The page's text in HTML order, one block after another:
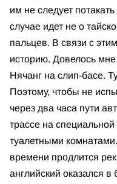
им не следует
случае идет не о
пальцев. В связи с
историю. Довелось мне
Нячанг на слип-басе.
Поэтому, чтобы не
через два часа пути
трассе на
туалетными
времени продлится
английский оказался